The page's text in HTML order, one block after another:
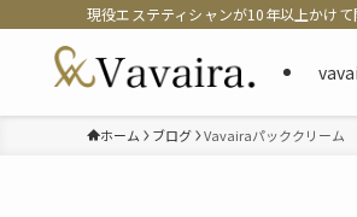
現役エステティシャンが10年以上かけ
ホーム ブログ Vavairaパッククリーム